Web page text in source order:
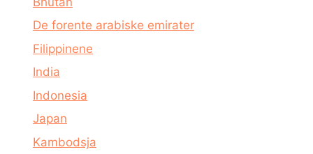
De forente arabiske emirater
Filippinene
India
Indonesia
Japan
Kambodsja